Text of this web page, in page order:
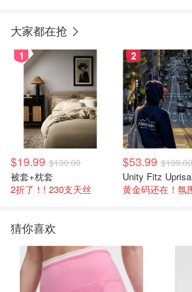
大家都在抢
1
$19.99 $130.00
被套+枕套
2折了！! 230支天丝
2
$53.99 $109.00
猜你喜欢